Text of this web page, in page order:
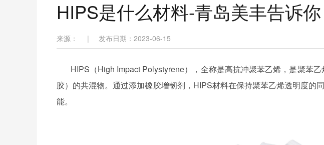
HIPS是什么材料-青岛美丰告诉你
来源： | 发布日期：2023-06-15
HIPS（High Impact Polystyrene），全称是高抗冲聚苯乙烯，是聚苯乙
胶）的共混物。通过添加橡胶增韧剂，HIPS材料在保持聚苯乙烯透明度的
能。